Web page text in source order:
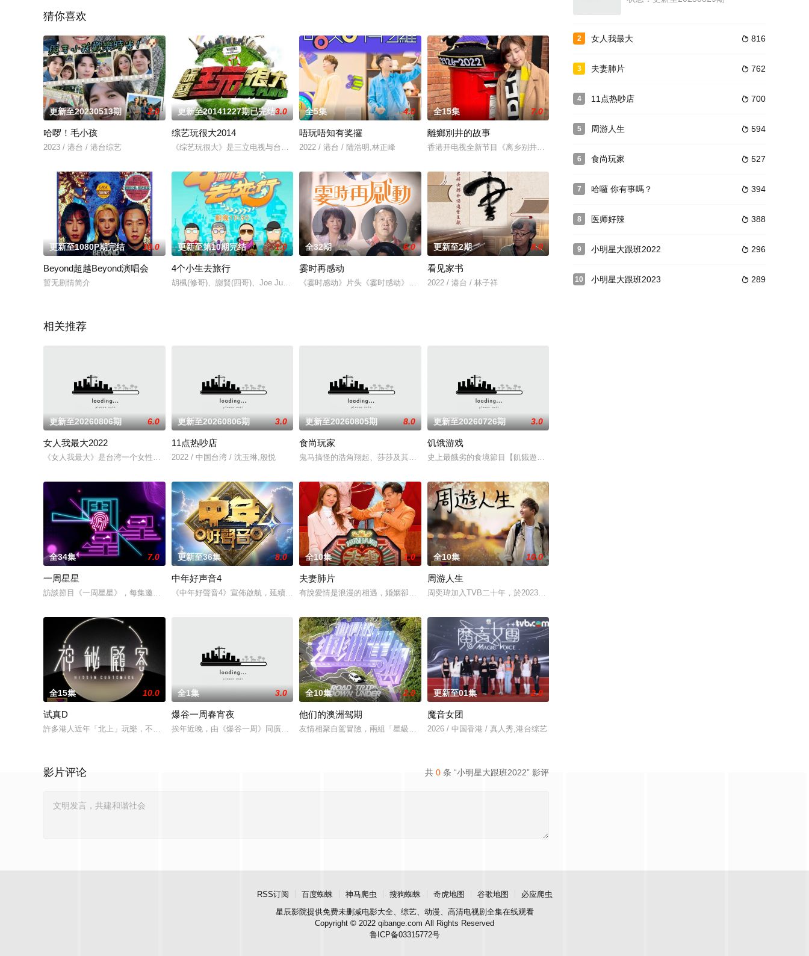
猜你喜欢
更新至20230513期 2.0
哈啰！毛小孩
2023 / 港台 / 港台综艺
更新至20141227期已完结3.0
综艺玩很大2014
《综艺玩很大》是三立电视与台湾电视公司联合监制及首播的外景节目，2014年7月19日起于台视主频、台视HD台首播，2014年7月20日起于三
全5集 4.0
唔玩唔知有奖攞
2022 / 港台 / 陆浩明,林正峰
全15集 7.0
離鄉別井的故事
香港开电视全新节目《离乡别井的故事》，将于下周一（10日）逢星期一至五晚上9时播映。节目由简淑儿（
更新至1080P期完结 10.0
Beyond超越Beyond演唱会
暂无剧情简介
更新至第10期完结 1.0
4个小生去旅行
胡楓(修哥)、謝賢(四哥)、Joe Junior三位貪玩的人氣「小生」，兩年前同遊土耳其、西班牙、葡萄牙意猶未盡，於是約上「新鮮熱辣」的金像
全32期 6.0
霎时再感动
《霎时感动》片头《霎时感动》是香港TVB制作的全新励志式感人节目，每期节目请来访问一位娱乐明星，或者商政名人，以心灵独白的形式，讲
更新至2期 8.0
看见家书
2022 / 港台 / 林子祥
相关推荐
更新至20260806期 6.0
女人我最大2022
《女人我最大》是台湾一个女性类的电视娱乐节目，讨论各种女性感兴趣的话题——从头到脚，从里到外，从身体到心灵。本书根据中国大陆的流行趋势，对这
更新至20260806期 3.0
11点热吵店
2022 / 中国台湾 / 沈玉琳,殷悦
更新至20260805期 8.0
食尚玩家
鬼马搞怪的浩角翔起、莎莎及其他主持人，以轻松有趣、非一般的旅游方式，带你游遍世界各地！不管是奢侈豪华团或讲求经济的自助行，玩家们
更新至20260726期 3.0
饥饿游戏
史上最餓劣的食境節目【飢餓遊戲】點選以下連結訂閱，精采影音不漏接！https://goo.gl/tFFawX史上最"靠夭"
全34集 7.0
一周星星
訪談節目《一周星星》，每集邀請星級藝人、界別名人，與區永權、許文軒、王鎮泉等娛樂主播，分享新近工作企劃，談論電影、電視、演唱會相關的特別話題
更新至36集 8.0
中年好声音4
《中年好聲音4》宣佈啟航，延續前三季的成功，再次為歌唱愛好者築建逐夢舞台。本季更將招募版圖擴展至北美、澳洲等地，還有TVB多位藝員「蒙面」出
全10集 1.0
夫妻肺片
有說愛情是浪漫的相遇，婚姻卻是漫長的求生。每對夫妻或都經歷過，明明很愛對方，卻會為了生活瑣碎事而生氣；男人覺得女人無理取鬧，女人
全10集 10.0
周游人生
周奕瑋加入TVB二十年，於2023頒獎禮獲「最佳男主持」，得獎感言是「不要因他人對自己的想像，限制自
全15集 10.0
试真D
許多港人近年「北上」玩樂，不論食、買、玩、住，想必已有一定心得，大家也希望尋找最高「性價比」的吃喝玩樂地點，獲得滿滿的「情緒價值」。主持江美
全1集 3.0
爆谷一周春宵夜
挨年近晚，由《爆谷一周》同廣大觀眾突發慶春宵！今次請來賀歲大作《夜王》的最強卡士——黃子華、鄭秀文、何啟華，以及導演吳煒倫，揭露電影拍攝秘辛
全10集 2.0
他们的澳洲驾期
友情相聚自駕冒險，兩組「星級」好友分別開展難能可貴的澳洲公路「駕期」，顯現私下的真摯互動。黎耀祥、蕭正楠、曹永廉於十多年前因劇集
更新至01集 2.0
魔音女团
2026 / 中国香港 / 真人秀,港台综艺
共 0 条 “小明星大跟班2022” 影评
影片评论
2  816
女人我最大
3  762
夫妻肺片
4  700
11点热吵店
5  594
周游人生
6  527
食尚玩家
7  394
哈囉 你有事嗎？
8  388
医师好辣
9  296
小明星大跟班2022
10  289
小明星大跟班2023
RSS订阅 百度蜘蛛 神马爬虫 搜狗蜘蛛 奇虎地图 谷歌地图
必应爬虫
星辰影院提供免费未删减电影大全、综艺、动漫、高清电视剧全集在线观看
Copyright © 2022 qibange.com All Rights Reserved
鲁ICP备03315772号